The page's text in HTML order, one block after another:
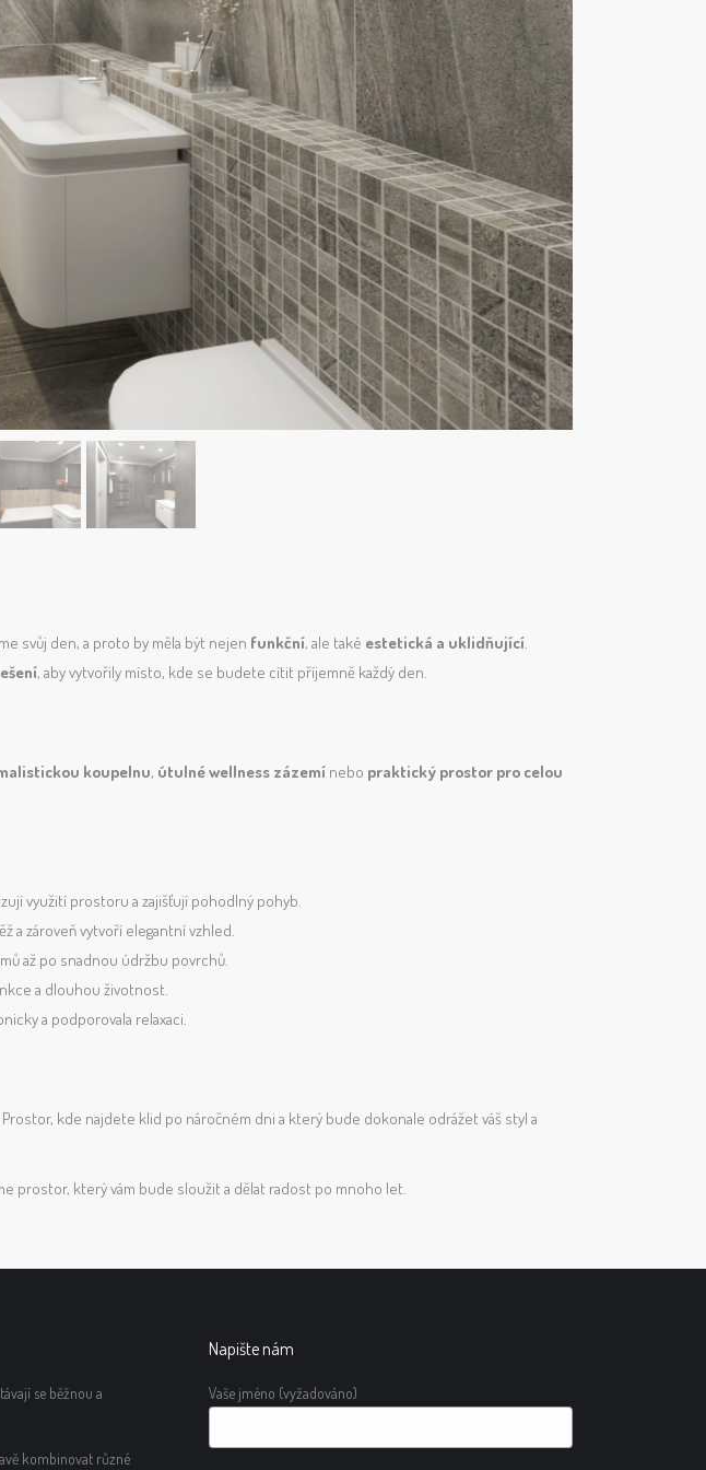
svůj den, a proto by měla být nejen funkční, ale také estetická a uklidňující.
, aby vytvořily místo, kde se budete cítit příjemně každý den.
koupelnu, útulné wellness zázemí nebo praktický prostor pro celou
využití prostoru a zajišťují pohodlný pohyb.
a zároveň vytvoří elegantní vzhled.
až po snadnou údržbu povrchů.
a dlouhou životnost.
a podporovala relaxaci.
Prostor, kde najdete klid po náročném dni a který bude dokonale odrážet váš styl a
prostor, který vám bude sloužit a dělat radost po mnoho let.
se běžnou a
kombinovat různé
Napište nám
Vaše jméno (vyžadováno)